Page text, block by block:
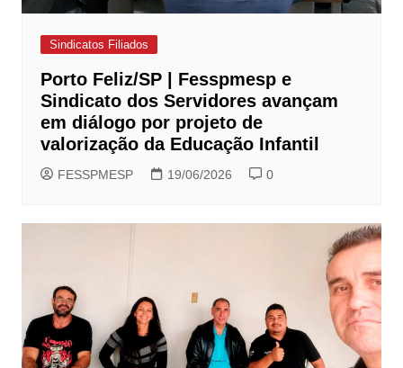
Sindicatos Filiados
Porto Feliz/SP | Fesspmesp e
Sindicato dos Servidores avançam
em diálogo por projeto de
valorização da Educação Infantil
FESSPMESP 19/06/2026 0